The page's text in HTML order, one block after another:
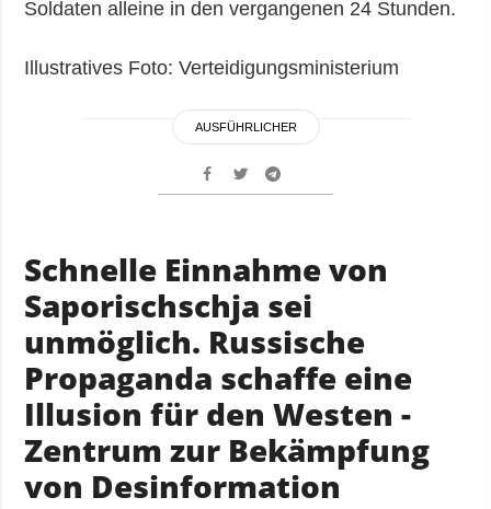
Soldaten alleine in den vergangenen 24 Stunden.
Illustratives Foto: Verteidigungsministerium
AUSFÜHRLICHER
Schnelle Einnahme von
Saporischschja sei
unmöglich. Russische
Propaganda schaffe eine
Illusion für den Westen -
Zentrum zur Bekämpfung
von Desinformation